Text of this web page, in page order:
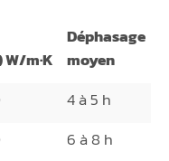
m·K
Déphasage
moyen
4 à 5 h
6 à 8 h